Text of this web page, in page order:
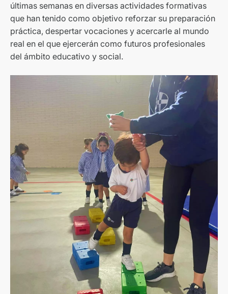
últimas semanas en diversas actividades formativas
que han tenido como objetivo reforzar su preparación
práctica, despertar vocaciones y acercarle al mundo
real en el que ejercerán como futuros profesionales
del ámbito educativo y social.